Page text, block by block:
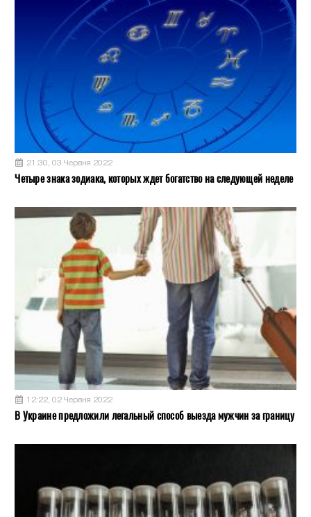
21:30, 03 Червня 2022
Четыре знака зодиака, которых ждет богатство на следующей неделе
12:22, 02 Червня 2022
В Украине предложили легальный способ выезда мужчин за границу